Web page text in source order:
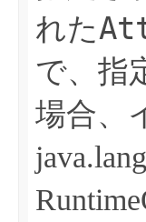
れた
で、指
場合、